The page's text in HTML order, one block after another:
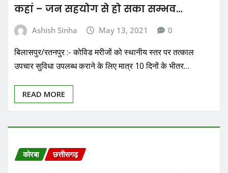
कहां – जन सहयोग से हो सका सम्भव…
Ashish Sinha May 13, 2021 0
बिलासपुर/रतनपुर :- कोविड मरीजों को स्थानीय स्तर पर तत्काल
उपचार सुविधा उपलब्ध कराने के लिए मात्र 10 दिनों के भीतर…
READ MORE
कोरबा छत्तीसगढ़